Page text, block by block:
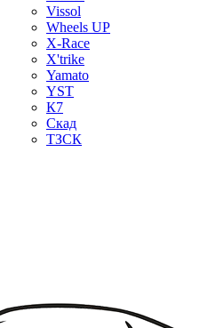
Vissol
Wheels UP
X-Race
X'trike
Yamato
YST
К7
Скад
ТЗСК